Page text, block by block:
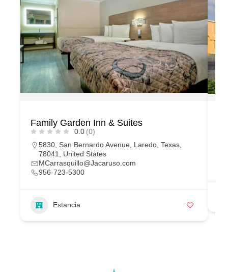
Family Garden Inn & Suites
0.0 (0)
5830, San Bernardo Avenue, Laredo, Texas,
78041, United States
MCarrasquillo@Jacaruso.com
956-723-5300
Estancia